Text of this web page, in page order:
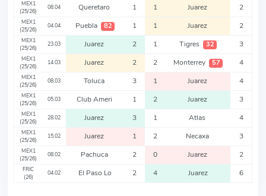
MEX1
(25/26)
08.04 Queretaro 1 1 Juarez 2
MEX1
(25/26)
04.04 Puebla 82 1 1 Juarez 2
MEX1
(25/26)
23.03 Juarez 2 1 Tigres 32 3
MEX1
(25/26)
14.03 Juarez 2 2 Monterrey 57 4
MEX1
(25/26)
08.03 Toluca 3 1 Juarez 4
MEX1
(25/26)
05.03 Club Ameri 1 2 Juarez 3
MEX1
(25/26)
28.02 Juarez 3 1 Atlas 4
MEX1
(25/26)
15.02 Juarez 1 2 Necaxa 3
MEX1
(25/26)
08.02 Pachuca 2 0 Juarez 2
FRIC
(26)
04.02 El Paso Lo 2 4 Juarez 6